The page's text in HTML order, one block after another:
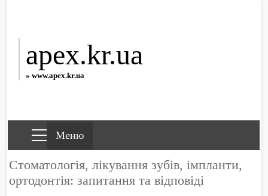
apex.kr.ua
» www.apex.kr.ua
Стоматологія, лікування зубів, імпланти,
ортодонтія: запитання та відповіді